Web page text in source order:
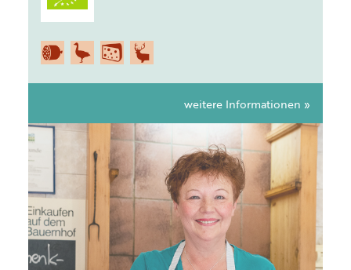
weitere Informationen »